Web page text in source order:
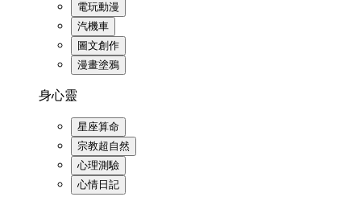
電玩動漫
汽機車
圖文創作
漫畫塗鴉
身心靈
星座算命
宗教超自然
心理測驗
心情日記